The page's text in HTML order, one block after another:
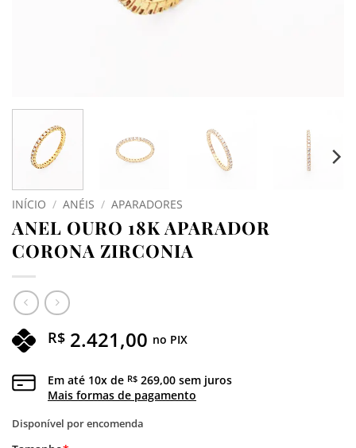
INÍCIO / ANÉIS / APARADORES
ANEL OURO 18K APARADOR
CORONA ZIRCONIA
R$ 2.421,00 no PIX
Em até 10x de R$ 269,00 sem juros
Mais formas de pagamento
Disponível por encomenda